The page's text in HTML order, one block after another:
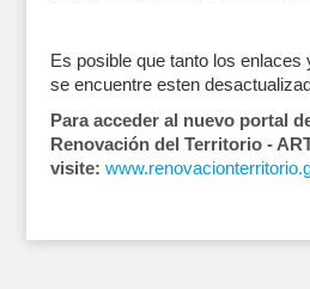
Es posible que tanto los enlaces
se encuentre esten
Para acceder al nuevo portal
Renovación del Territorio -
visite: